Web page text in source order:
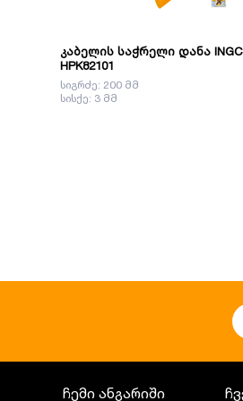
კაბელის საჭრელი დანა
HPK82101
სიგრძე: 200 მმ
სისქე: 3 მმ
ჩემი ანგარიში